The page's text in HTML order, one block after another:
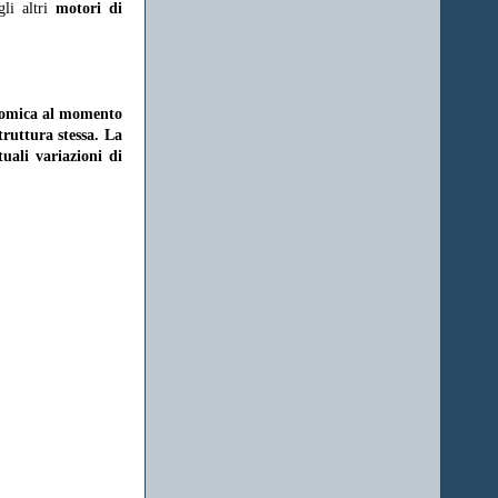
altrimotori di
al momento
stessa. La
variazioni di